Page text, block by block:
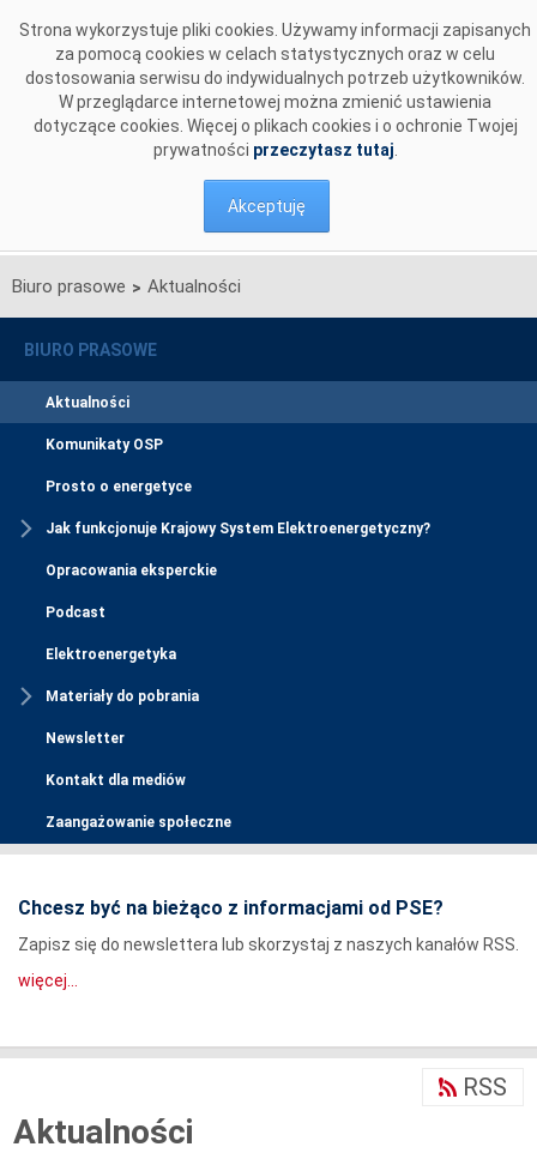
Strona wykorzystuje pliki cookies. Używamy informacji zapisanych
za pomocą cookies w celach statystycznych oraz w celu
dostosowania serwisu do indywidualnych potrzeb użytkowników.
W przeglądarce internetowej można zmienić ustawienia
dotyczące cookies. Więcej o plikach cookies i o ochronie Twojej
prywatności przeczytasz tutaj
Akceptuję
Biuro prasowe > Aktualności
BIURO PRASOWE
Aktualności
Komunikaty OSP
Prosto o energetyce
Jak funkcjonuje Krajowy System Elektroenergetyczny?
Opracowania eksperckie
Podcast
Elektroenergetyka
Materiały do pobrania
Newsletter
Kontakt dla mediów
Zaangażowanie społeczne
Chcesz być na bieżąco z informacjami od PSE?
Zapisz się do newslettera lub skorzystaj z naszych kanałów RSS.
więcej...
Aktualności
RSS